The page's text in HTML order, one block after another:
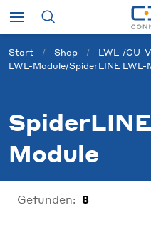
Start Shop
LWL-/CU-
LWL-Module/SpiderLINE LWL-
Module
Gefunden: 8